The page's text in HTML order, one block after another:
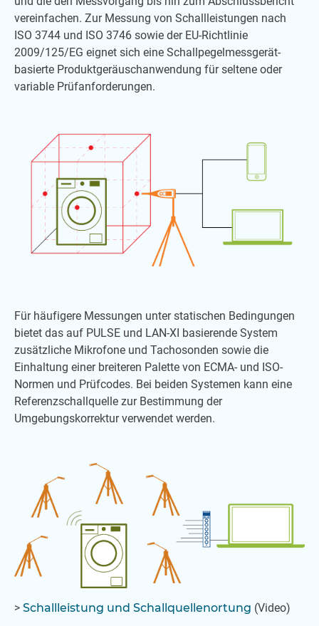
vereinfachen. Zur Messung von Schallleistungen nach
ISO 3744 und ISO 3746 sowie der EU-Richtlinie
2009/125/EG eignet sich eine Schallpegelmessgerät-
basierte Produktgeräuschanwendung für seltene oder
variable Prüfanforderungen.
Für häufigere Messungen unter statischen Bedingungen
bietet das auf PULSE und LAN-XI basierende System
zusätzliche Mikrofone und Tachosonden sowie die
Einhaltung einer breiteren Palette von ECMA- und ISO-
Normen und Prüfcodes. Bei beiden Systemen kann eine
Referenzschallquelle zur Bestimmung der
Umgebungskorrektur verwendet werden.
> Schallleistung und Schallquellenortung (Video)